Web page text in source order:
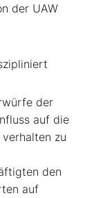
der UAW
der
auf die
zu
den
auf